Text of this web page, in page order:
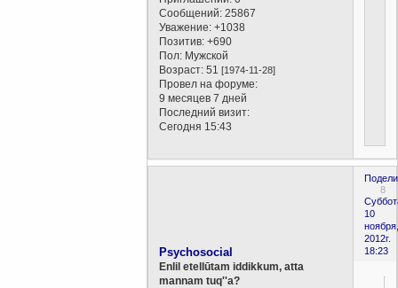
Сообщений: 25867
Уважение: +1038
Позитив: +690
Пол: Мужской
Возраст: 51[1974-11-28]
Провел на форуме:
9 месяцев 7 дней
Последний визит:
Сегодня 15:43
8
10
ноября,
2012г.
18:23
Psychosocial
Enlil etellūtam iddikkum, atta
mannam tuq''a?